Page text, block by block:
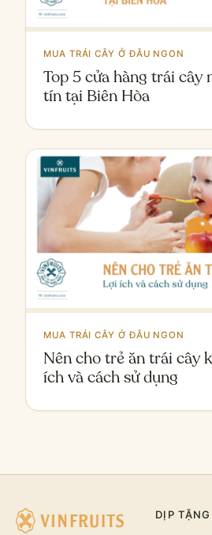
MUA TRÁI CÂY Ở ĐÂU NGON
Top 5 cửa hàng trái cây
tín tại Biên Hòa
MUA TRÁI CÂY Ở ĐÂU NGON
Nên cho trẻ ăn trái cây
ích và cách sử dụng
DỊP TẶNG